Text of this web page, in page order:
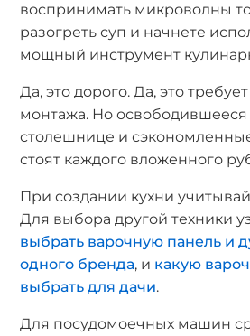
воспринимать микроволны
разогреть суп и начнете
мощный инструмент
Да, это дорого. Да, это
монтажа. Но освободившееся
столешнице и
стоят каждого вложенного
При создании кухни
Для выбора другой техники
выбрать варочную панель и
одного бренда, и какую
выбрать для дачи.
Для посудомоечных машин